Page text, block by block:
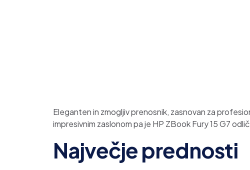
Eleganten in zmogljiv prenosnik, zasnovan za
impresivnim zaslonom pa je HP ZBook Fury 15 G7
Največje prednosti